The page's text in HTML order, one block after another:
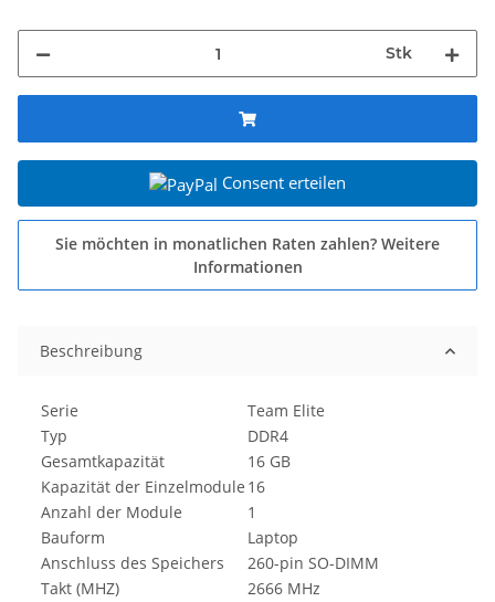
Stk
Consent erteilen
Sie möchten in monatlichen Raten zahlen? Weitere
Informationen
Beschreibung
Serie
Team Elite
Typ
DDR4
Gesamtkapazität
16 GB
Kapazität der Einzelmodule 16
Anzahl der Module
1
Bauform
Laptop
Anschluss des Speichers
260-pin SO-DIMM
Takt (MHZ)
2666 MHz